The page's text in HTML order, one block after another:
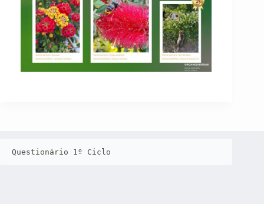
Questionário 1º Ciclo